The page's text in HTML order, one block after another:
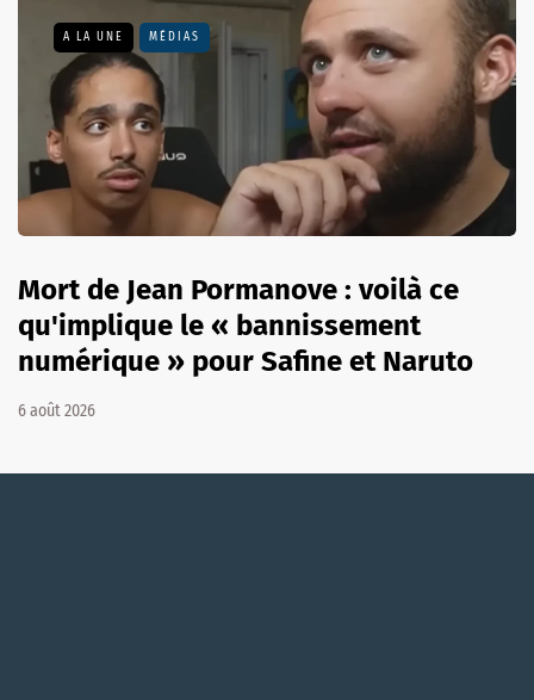
A LA UNE MÉDIAS
Mort de Jean Pormanove : voilà ce
qu'implique le « bannissement
numérique » pour Safine et Naruto
6 août 2026